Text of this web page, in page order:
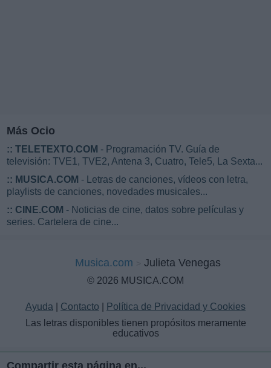
Más Ocio
:: TELETEXTO.COM - Programación TV. Guía de
televisión: TVE1, TVE2, Antena 3, Cuatro, Tele5, La Sexta...
:: MUSICA.COM - Letras de canciones, vídeos con letra,
playlists de canciones, novedades musicales...
:: CINE.COM - Noticias de cine, datos sobre películas y
series. Cartelera de cine...
Musica.com Julieta Venegas
© 2026 MUSICA.COM
Ayuda Contacto
Política de Privacidad y Cookies
Las letras disponibles tienen propósitos meramente
educativos
Compartir esta página en...